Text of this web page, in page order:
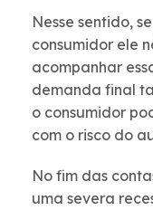
Nesse sentido,
consumidor ele
acompanhar
demanda final
o consumidor
com o risco do
No fim das
uma severa